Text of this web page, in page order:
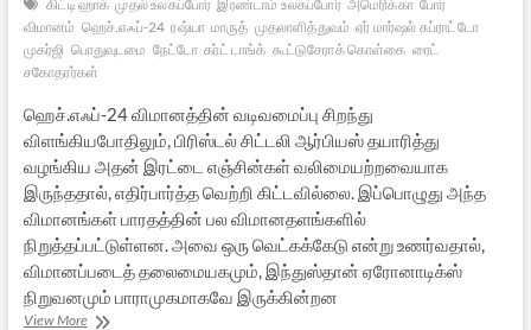
கிட்டி ஹாக் முதல் உலகப்போர் இரண்டாம் உலகப்போர் அமெரிக்கா போர்
விமானம் ஹெச்.எஃப்-24 ரஷ்யா மாருத் முதலாளித்துவம் ஏர் மார்ஷல் சுப்ராட்டோ
முகர்ஜி பொதுவுடமை நேட்டோ கர்ட் டாங்க் கூட்டுசேராக் கொள்கை ரைட்
சகோதரர்கள்
ஹெச்.எஃப்-24 விமானத்தின் வடிவமைப்பு சிறந்து
விளங்கியபோதிலும், பிரிஸ்டல் சிட்டலி ஆர்பியஸ் தயாரித்து
வழங்கிய அதன் இரட்டை எஞ்சின்கள் வலிமையற்றவையாக
இருந்ததால், எதிர்பார்த்த வெற்றி கிட்டவில்லை. இப்பொழுது அந்த
விமானங்கள் பாரதத்தின் பல விமானதளங்களில்
நிறுத்தப்பட்டுள்ளன. அவை ஒரு வெட்கக்கேடு என்று உணர்வதால்,
விமானப்படைத் தலைமையகமும், இந்துஸ்தான் ஏரோனாடிக்ஸ்
நிறுவனமும் பாராமுகமாகவே இருக்கின்றன
View Moreராஃபேல்